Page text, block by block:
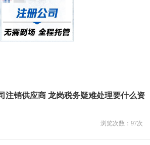
注销供应商 龙岗税务疑难处理要什么资
浏览次数： 97次